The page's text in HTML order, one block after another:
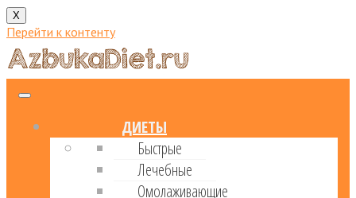
X
Перейти к контенту
ДИЕТЫ
Быстрые
Лечебные
Омолаживающие